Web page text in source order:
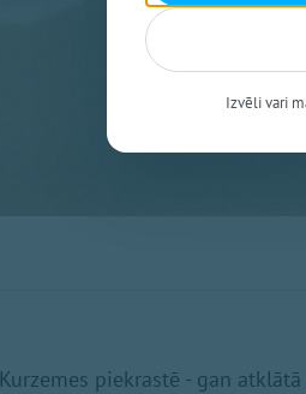
Kurzemes piekrastē - gan
Izvēli vari